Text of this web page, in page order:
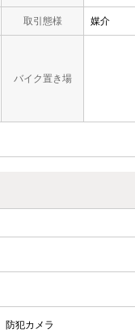
取引態様 媒介
バイク置き場
防犯カメラ